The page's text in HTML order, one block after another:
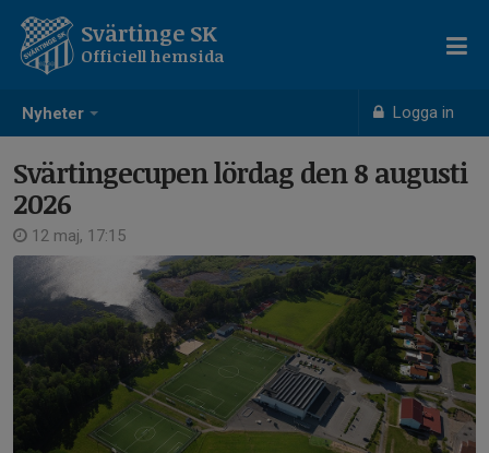
Nyheter Logga in
Svärtinge SK
Officiell hemsida
Svärtingecupen lördag den 8 augusti
2026
12 maj, 17:15